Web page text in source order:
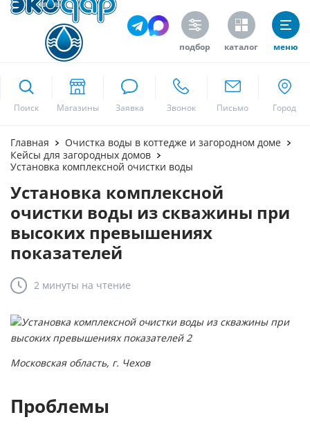
подбор каталог меню
Поиск
Москва
Главная
Очистка воды в коттедже и загородном доме
Кейсы для загородных домов
Установка комплексной очистки воды
Установка комплексной
очистки воды из скважины при
высоких превышениях
показателей
2 минуты на чтение
Московская область, г. Чехов
Проблемы